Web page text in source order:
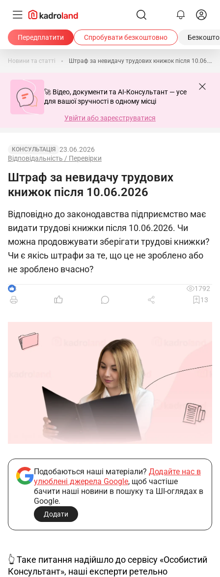
Передплатити Спробувати безкоштовно
Новини та статті Штраф за невидачу трудових книжок після 10.06.2026
🚀 Відео, документи та AI-Консультант — усе
для вашої зручності в одному місці
Увійти або зареєструватися
КОНСУЛЬТАЦІЯ
Відповідальність / Перевірки
23.06.2026
Штраф за невидачу трудових
книжок після 10.06.2026
Відповідно до законодавства підприємство має
видати трудові книжки після 10.06.2026. Чи
можна продовжувати зберігати трудові книжки?
Чи є якісь штрафи за те, що це не зроблено або
не зроблено вчасно?
8
1792
13
Подобаються наші матеріали? Додайте нас в
улюблені джерела Google, щоб частіше
бачити наші новини в пошуку та ШІ-оглядах в
Google.
Додати
👆 Таке питання надійшло до сервісу «Особистий
Консультант», наші експерти ретельно